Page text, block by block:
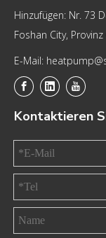
Hinzufügen: Nr. 73
Foshan City,
E-Mail:
Kontaktieren